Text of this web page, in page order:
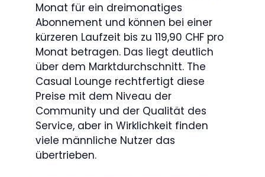
Monat für ein dreimonatiges
Abonnement und können bei einer
kürzeren Laufzeit bis zu 119,90 CHF pro
Monat betragen. Das liegt deutlich
über dem Marktdurchschnitt. The
Casual Lounge rechtfertigt diese
Preise mit dem Niveau der
Community und der Qualität des
Service, aber in Wirklichkeit finden
viele männliche Nutzer das
übertrieben.